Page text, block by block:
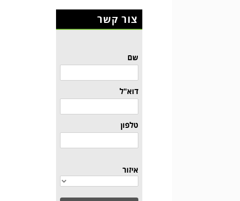
צור קשר
שם
דוא"ל
טלפון
איזור